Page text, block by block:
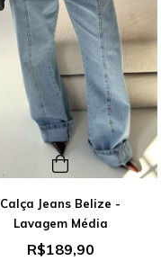
Calça Jeans Belize -
Lavagem Média
R$189,90